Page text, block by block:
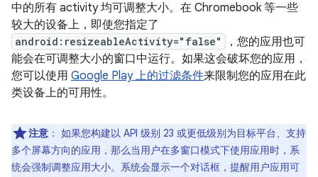
中的所有 activity 均可调整大小。在 Chromebook 等一些
较大的设备上，即使您指定了
android:resizeableActivity="false"
，您的应用也可
能会在可调整大小的窗口中运行。如果这会破坏您的应用，
您可以使用 Google Play 上的过滤条件来限制您的应用在此
类设备上的可用性。
注意 ： 如果您构建以 API 级别 23 或更低级别为目标平台、支持
多个屏幕方向的应用，那么当用户在多窗口模式下使用应用时，系
统会强制调整应用大小。系统会显示一个对话框，提醒用户应用可